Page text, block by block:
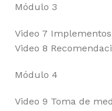
Módulo 3
Video 7
Video 8
Módulo 4
Video 9 Toma de